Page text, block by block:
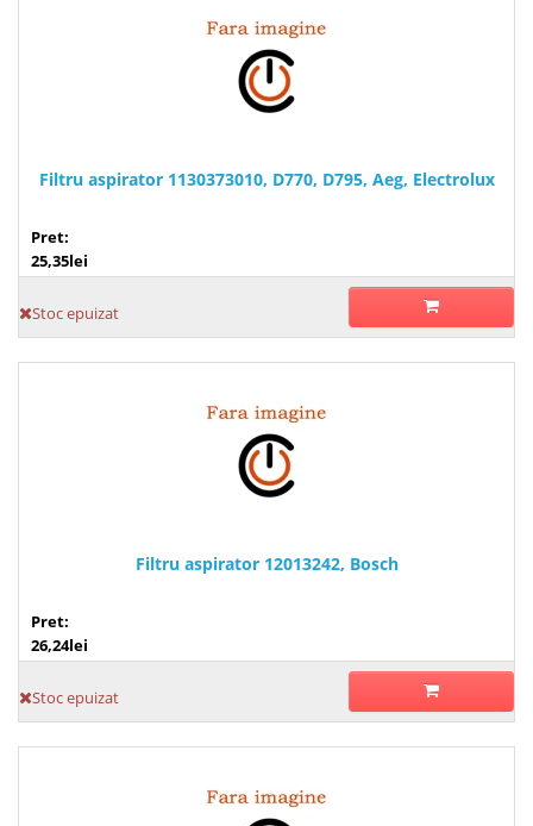
Filtru aspirator 1130373010, D770, D795, Aeg, Electrolux
Pret:
25,35lei
Stoc epuizat
Filtru aspirator 12013242, Bosch
Pret:
26,24lei
Stoc epuizat